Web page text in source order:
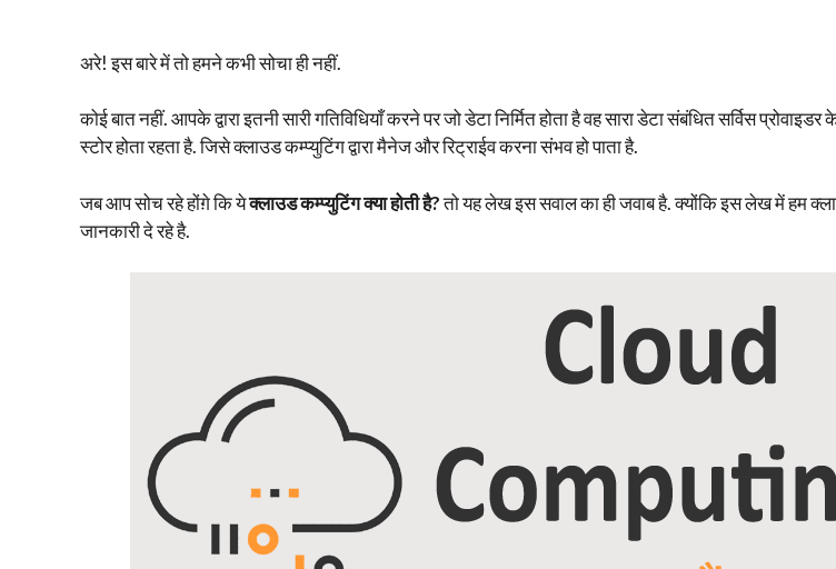
अरे! इस बारे में तो हमने कभी सोचा ही नहीं.
कोई बात नहीं. आपके द्वारा इतनी सारी गतिविधियाँ करने पर जो डेटा निर्मित होता है वह सारा डेटा संबंधित सर्विस प्रोवाइडर
स्टोर होता रहता है. जिसे क्लाउड कम्प्युटिंग द्वारा मैनेज और रिट्राईव करना संभव हो पाता है.
जब आप सोच रहे होंग़े कि येक्लाउड कम्प्युटिंग क्या होती है?तो यह लेख इस सवाल का ही जवाब है. क्योंकि इस लेख में हम
जानकारी दे रहे है.